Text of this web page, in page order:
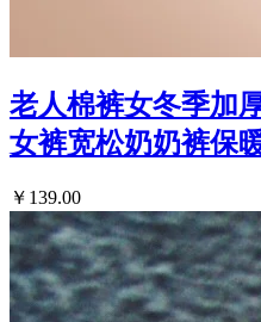
老人棉裤女冬季加
女裤宽松奶奶裤保
￥139.00